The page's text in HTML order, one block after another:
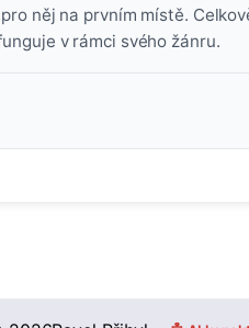
něj na prvním místě.
v rámci svého žánru.